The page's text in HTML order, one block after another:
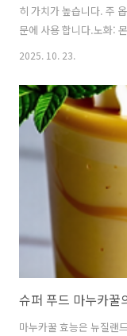
히 가치가 높습니다. 주
문에 사용 합니다.노화:
격 속도 감소를 유발 시키
의 더 많은 몬스터를 사
세 설명물리 피해
력 무시: 명중률 상승치
룬 : 공속 20% 증가주얼
용병 생존력 강화용병 세
2025. 10. 23.
슈퍼 푸드 마누카꿀
마누카꿀 효능은 뉴질랜